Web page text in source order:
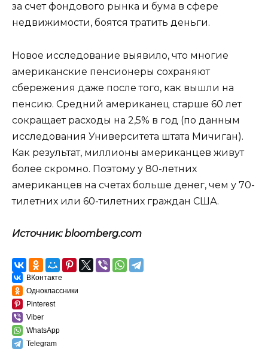
за счет фондового рынка и бума в сфере
недвижимости, боятся тратить деньги.
Новое исследование выявило, что многие
американские пенсионеры сохраняют
сбережения даже после того, как вышли на
пенсию. Средний американец старше 60 лет
сокращает расходы на 2,5% в год (по данным
исследования Университета штата Мичиган).
Как результат, миллионы американцев живут
более скромно. Поэтому у 80-летних
американцев на счетах больше денег, чем у 70-
тилетних или 60-тилетних граждан США.
Источник: bloomberg.com
ВКонтакте
Одноклассники
Pinterest
Viber
WhatsApp
Telegram